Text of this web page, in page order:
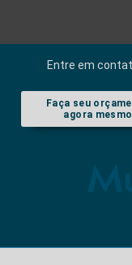
Entre em
Faça seu
agora mesmo